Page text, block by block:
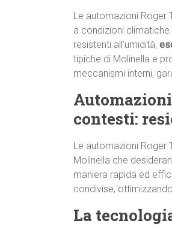
Le automazioni Roger
a condizioni
resistenti all’umidità,
tipiche di Molinella e
meccanismi interni,
contesti:
Le automazioni
Molinella che
maniera rapida ed
condivise,
La